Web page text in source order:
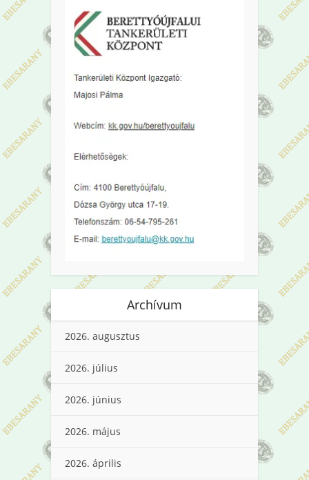
Archívum
2026. augusztus
2026. július
2026. június
2026. május
2026. április